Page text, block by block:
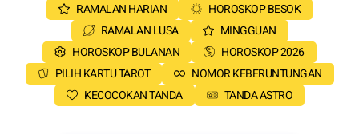
RAMALAN HARIAN
HOROSKOP BESOK
RAMALAN LUSA
MINGGUAN
HOROSKOP BULANAN
HOROSKOP 2026
PILIH KARTU TAROT
NOMOR KEBERUNTUNGAN
KECOCOKAN TANDA
TANDA ASTRO